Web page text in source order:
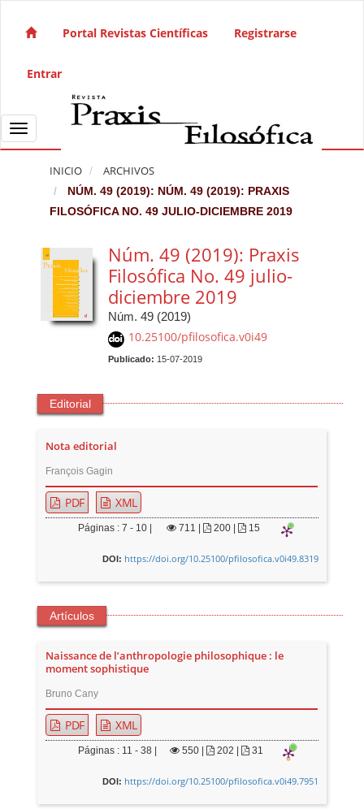
Navegación principal
Barra lateral
Portal Revistas Científicas Registrarse
Entrar
Toggle navigation
INICIO ARCHIVOS
NÚM. 49 (2019): NÚM. 49 (2019): PRAXIS
FILOSÓFICA NO. 49 JULIO-DICIEMBRE 2019
Núm. 49 (2019): Praxis
Filosófica No. 49 julio-
diciembre 2019
Núm. 49 (2019)
10.25100/pfilosofica.v0i49
Publicado: 15-07-2019
Editorial
Nota editorial
François Gagin
PDF XML
Páginas : 7 - 10 | 711 200 | 15
DOI: https://doi.org/10.25100/pfilosofica.v0i49.8319
Artículos
Naissance de l’anthropologie philosophique : le
moment sophistique
Bruno Cany
PDF XML
Páginas : 11 - 38 | 550| 202 | 31
DOI: https://doi.org/10.25100/pfilosofica.v0i49.7951